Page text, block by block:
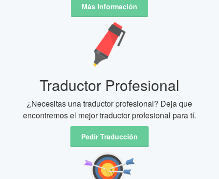
Más Información
Traductor Profesional
¿Necesitas una traductor profesional? Deja que
encontremos el mejor traductor profesional para tí.
Pedir Traducción